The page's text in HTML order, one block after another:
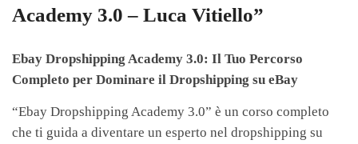
Academy 3.0 – Luca Vitiello”
Ebay Dropshipping Academy 3.0: Il Tuo Percorso
Completo per Dominare il Dropshipping su eBay
“Ebay Dropshipping Academy 3.0” è un corso completo
che ti guida a diventare un esperto nel dropshipping su